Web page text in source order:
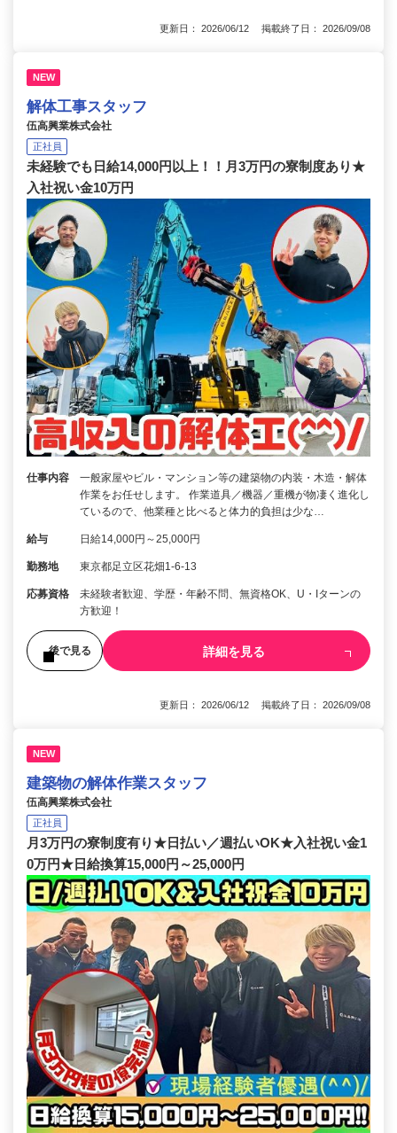
更新日： 2026/06/12 掲載終了日： 2026/09/08
NEW
解体工事スタッフ
伍高興業株式会社
正社員
未経験でも日給14,000円以上！！月3万円の寮制度あり★
入社祝い金10万円
仕事内容
一般家屋やビル・マンション等の建築物の内装・木造・解体
作業をお任せします。 作業道具／機器／重機が物凄く進化し
ているので、他業種と比べると体力的負担は少な…
給与 日給14,000円～25,000円
勤務地 東京都足立区花畑1-6-13
応募資格
未経験者歓迎、学歴・年齢不問、無資格OK、U・Iターンの
方歓迎！
後で見る 詳細を見る
更新日： 2026/06/12 掲載終了日： 2026/09/08
NEW
建築物の解体作業スタッフ
伍高興業株式会社
正社員
月3万円の寮制度有り★日払い／週払いOK★入社祝い金1
0万円★日給換算15,000円～25,000円